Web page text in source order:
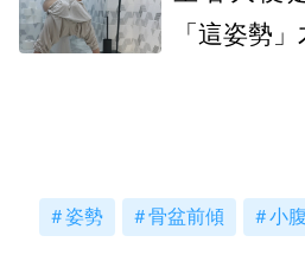
「這姿勢
姿勢 骨盆前傾 小腹